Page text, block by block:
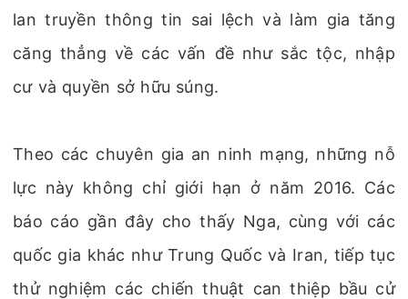
lan truyền thông tin sai lệch và làm gia tăng
căng thẳng về các vấn đề như sắc tộc, nhập
cư và quyền sở hữu súng.
Theo các chuyên gia an ninh mạng, những nỗ
lực này không chỉ giới hạn ở năm 2016. Các
báo cáo gần đây cho thấy Nga, cùng với các
quốc gia khác như Trung Quốc và Iran, tiếp tục
thử nghiệm các chiến thuật can thiệp bầu cử